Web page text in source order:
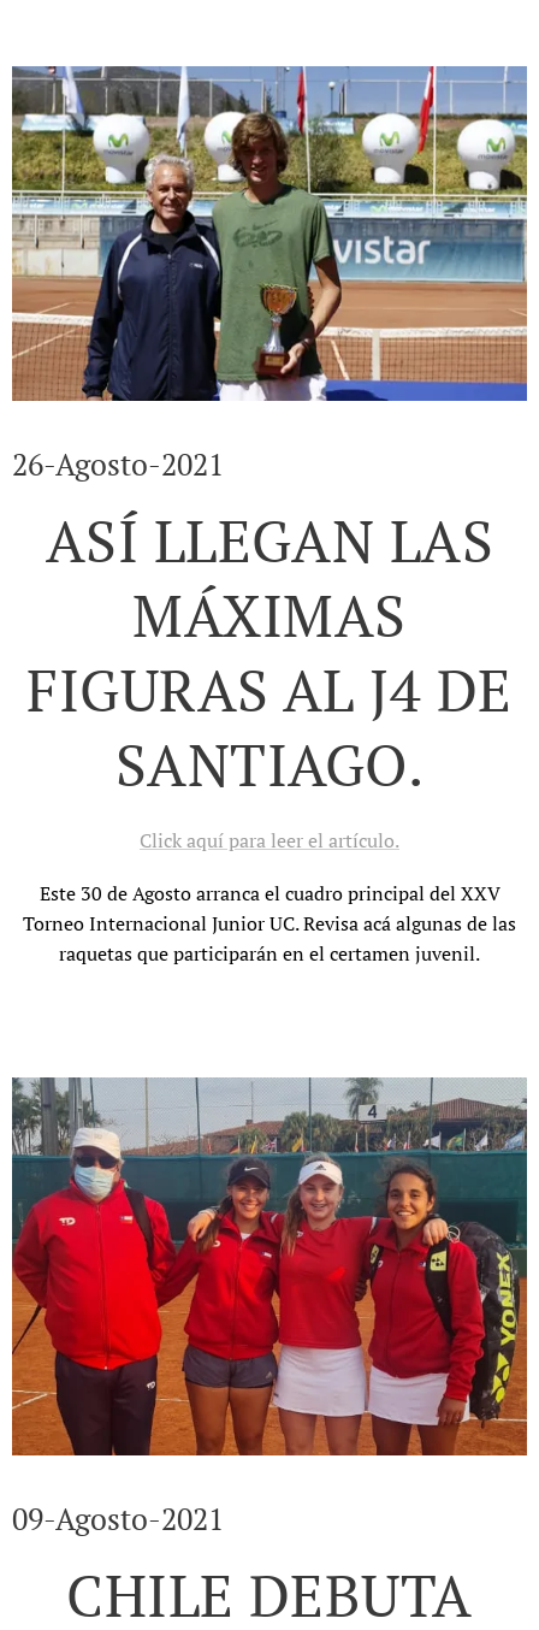
26-Agosto-2021
ASÍ LLEGAN LAS
MÁXIMAS
FIGURAS AL J4 DE
SANTIAGO.
Click aquí para leer el artículo.
Este 30 de Agosto arranca el cuadro principal del XXV
Torneo Internacional Junior UC. Revisa acá algunas de las
raquetas que participarán en el certamen juvenil.
09-Agosto-2021
CHILE DEBUTA